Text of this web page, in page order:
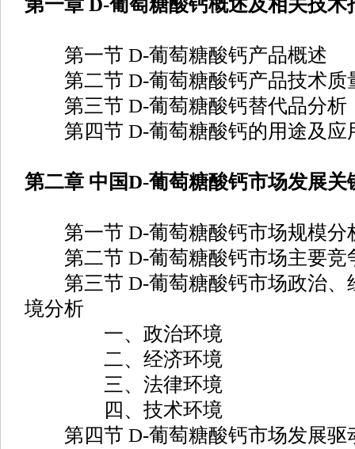
第一章 D-葡萄糖酸钙概述及相关技术
第一节 D-葡萄糖酸钙产品概述
第二节 D-葡萄糖酸钙产品技术质
第三节 D-葡萄糖酸钙替代品分析
第四节 D-葡萄糖酸钙的用途及应
第二章 中国D-葡萄糖酸钙市场发展关
第一节 D-葡萄糖酸钙市场规模分
第二节 D-葡萄糖酸钙市场主要竞
第三节 D-葡萄糖酸钙市场政治、
境分析
一、政治环境
二、经济环境
三、法律环境
四、技术环境
第四节 D-葡萄糖酸钙市场发展驱